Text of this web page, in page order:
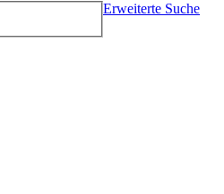
Erweiterte Suche